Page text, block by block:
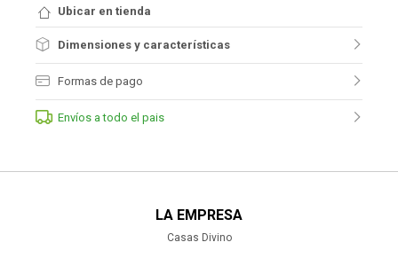
Ubicar en tienda
Dimensiones y características
Formas de pago
Envíos a todo el pais
LA EMPRESA
Casas Divino